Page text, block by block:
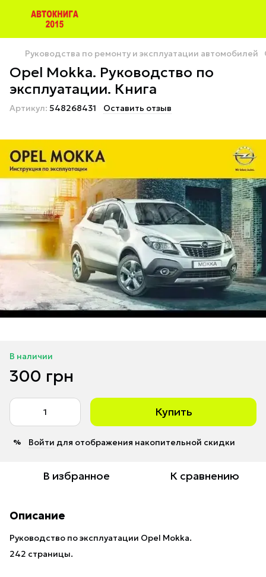
Руководства по ремонту и эксплуатации автомобилей
Opel Mokka. Руководство по
эксплуатации. Книга
Артикул: 548268431 Оставить отзыв
В наличии
300 грн
Купить
% Войти для отображения накопительной скидки
В избранное К сравнению
Описание
Руководство по эксплуатации Opel Mokka.
242 страницы.